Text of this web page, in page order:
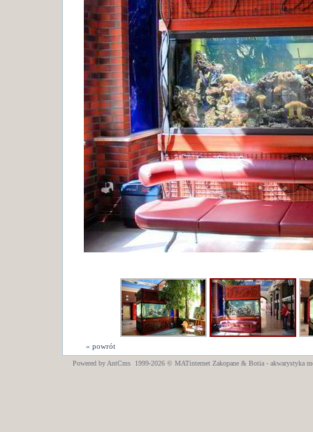
« powrót
Powered by AntCms 1999-2026 © MATinternet Zakopane& Botia - akwarystyka